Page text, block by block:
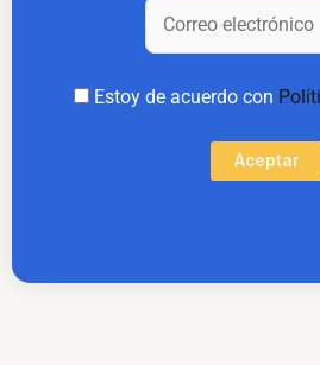
Estoy de acuerdo con
Aceptar